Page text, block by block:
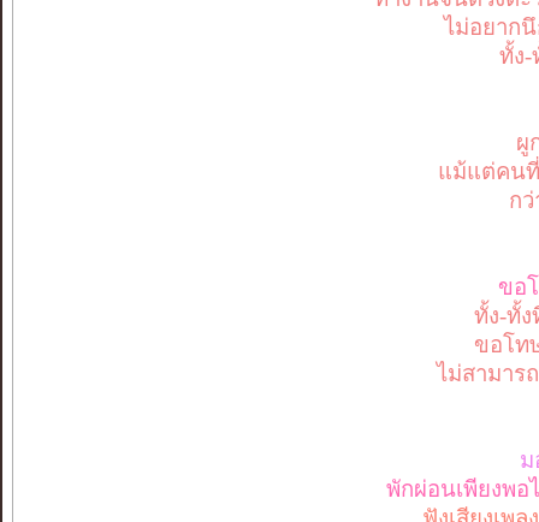
ไม่อยาก
ทั้ง-
ผู
แม้แต่คนที่
ก
ขอ
ทั้ง-ทั้
ขอโท
ไม่สามาร
ม
พักผ่อนเพียงพอ